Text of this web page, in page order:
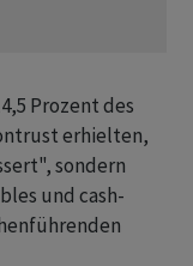
Prozent des
erhielten,
sondern
und cash-